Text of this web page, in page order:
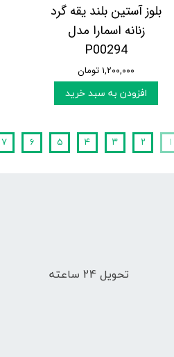
بلوز آستین بلند یقه گرد
زنانه اسمارا مدل
P00294
۱,۲۰۰,۰۰۰ تومان
افزودن به سبد خرید
۱ ۲ ۳ ۴ ۵ ۶ ۷
تحویل 24 ساعته